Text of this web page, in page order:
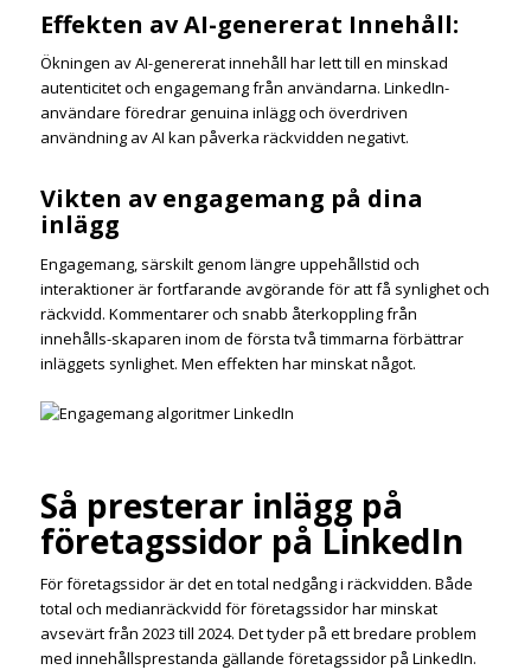
Effekten av AI-genererat Innehåll:
Ökningen av AI-genererat innehåll har lett till en minskad
autenticitet och engagemang från användarna. LinkedIn-
användare föredrar genuina inlägg och överdriven
användning av AI kan påverka räckvidden negativt.
Vikten av engagemang på dina
inlägg
Engagemang, särskilt genom längre uppehållstid och
interaktioner är fortfarande avgörande för att få synlighet och
räckvidd. Kommentarer och snabb återkoppling från
innehålls-skaparen inom de första två timmarna förbättrar
inläggets synlighet. Men effekten har minskat något.
Så presterar inlägg på
företagssidor på LinkedIn
För företagssidor är det en total nedgång i räckvidden. Både
total och medianräckvidd för företagssidor har minskat
avsevärt från 2023 till 2024. Det tyder på ett bredare problem
med innehållsprestanda gällande företagssidor på LinkedIn.